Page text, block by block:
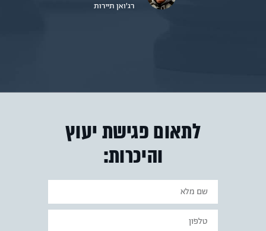
רג'ואן תיירות
לתאום פגישת יעוץ
והיכרות: